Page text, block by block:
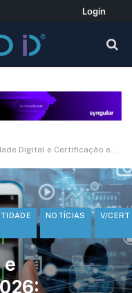
Login
Certificação em 2026: Tendências que Toda Empresa Precisa Conhecer
NOTÍCIAS V/CERT
e